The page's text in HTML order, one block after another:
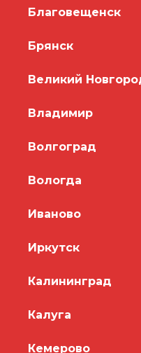
Благовещенск
Брянск
Великий
Владимир
Волгоград
Вологда
Иваново
Иркутск
Калининград
Калуга
Кемерово